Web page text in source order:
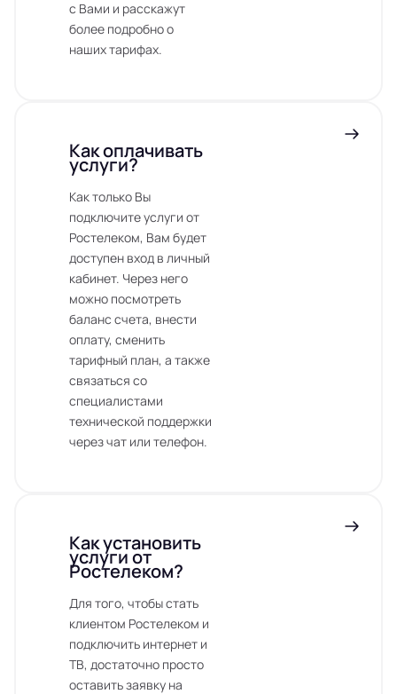
с Вами и расскажут
более подробно о
наших тарифах.
Как оплачивать
услуги?
Как только Вы
подключите услуги от
Ростелеком, Вам будет
доступен вход в личный
кабинет. Через него
можно посмотреть
баланс счета, внести
оплату, сменить
тарифный план, а также
связаться со
специалистами
технической поддержки
через чат или телефон.
Как установить
услуги от
Ростелеком?
Для того, чтобы стать
клиентом Ростелеком и
подключить интернет и
ТВ, достаточно просто
оставить заявку на